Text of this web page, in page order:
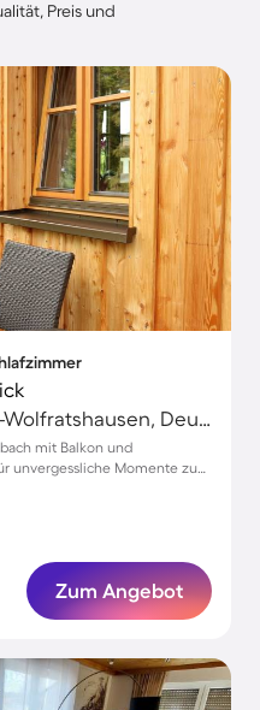
Preis und
Sachsenkam, Bad Tölz-Wolfratshausen, Deutschland
mit Balkon und
unvergessliche Momente zu
Zum Angebot